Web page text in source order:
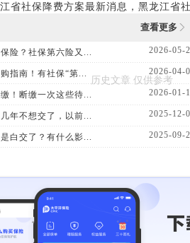
省社保降费方案最新消息，黑龙江省
查看更多
险？社保第六险又... 2026-05-
指南！有社保“第... 2026-04-
！断缴一次这些待... 2026-01-
年不想交了，以前... 2025-12-
白交了？有什么影... 2025-09-